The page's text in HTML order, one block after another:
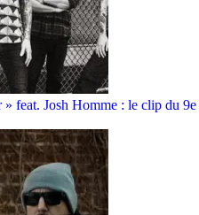
feat. Josh Homme : le clip du